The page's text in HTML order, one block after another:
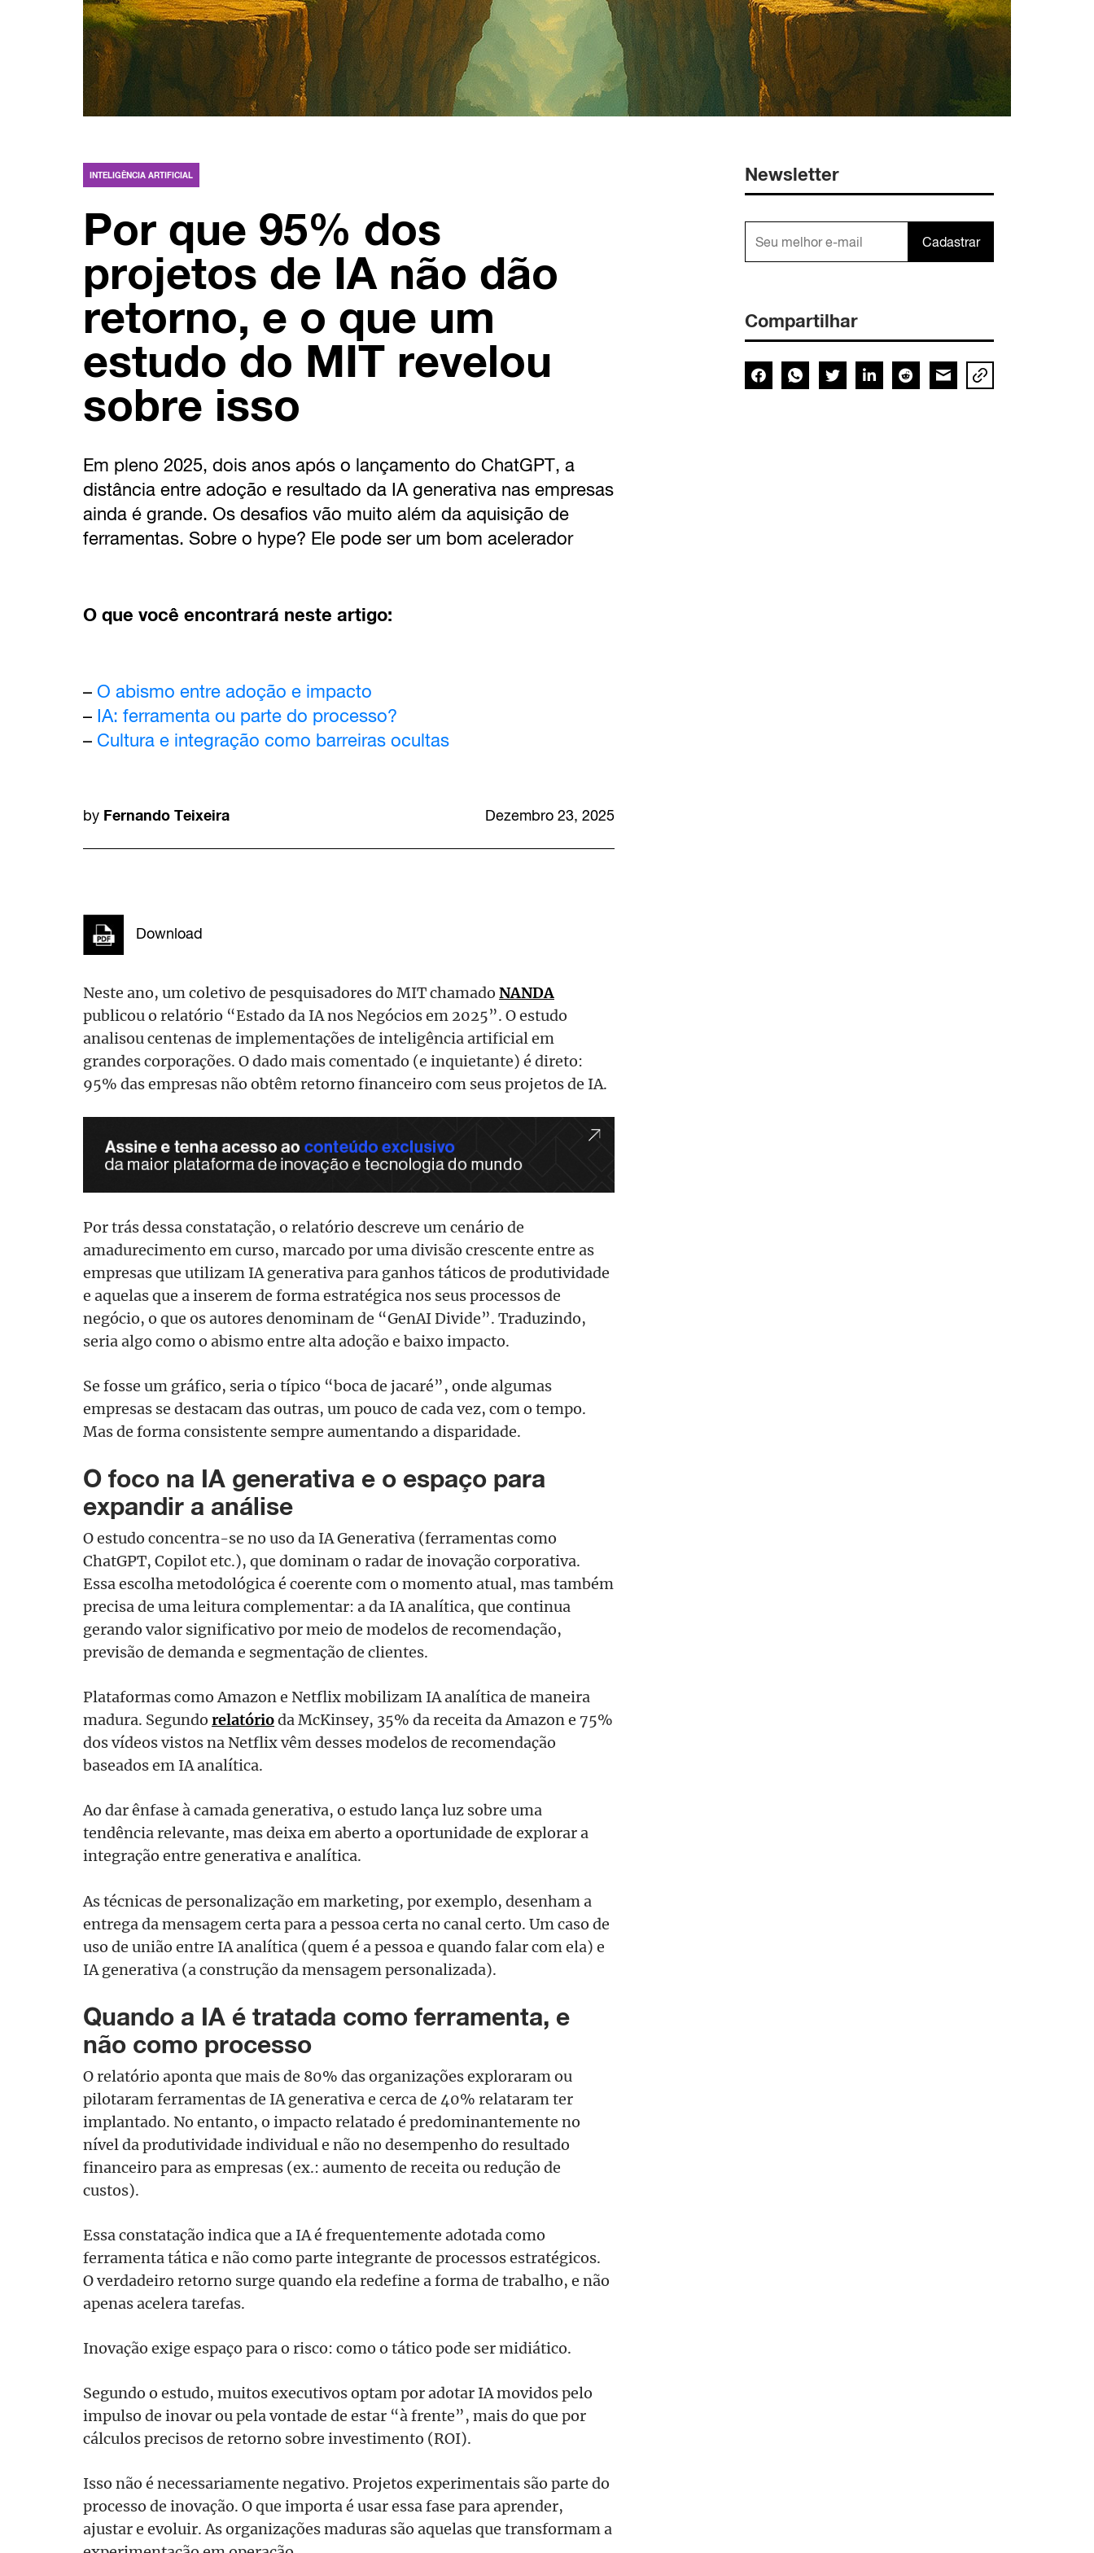
INTELIGÊNCIA ARTIFICIAL
Por que 95% dos
projetos de IA não dão
retorno, e o que um
estudo do MIT revelou
sobre isso
Em pleno 2025, dois anos após o lançamento do ChatGPT, a
distância entre adoção e resultado da IA generativa nas empresas
ainda é grande. Os desafios vão muito além da aquisição de
ferramentas. Sobre o hype? Ele pode ser um bom acelerador
O que você encontrará neste artigo:
– O abismo entre adoção e impacto
– IA: ferramenta ou parte do processo?
– Cultura e integração como barreiras ocultas
by Fernando Teixeira Dezembro 23, 2025
Download
Neste ano, um coletivo de pesquisadores do MIT chamado NANDA
publicou o relatório “Estado da IA nos Negócios em 2025”. O estudo
analisou centenas de implementações de inteligência artificial em
grandes corporações. O dado mais comentado (e inquietante) é direto:
95% das empresas não obtêm retorno financeiro com seus projetos de IA.
Por trás dessa constatação, o relatório descreve um cenário de
amadurecimento em curso, marcado por uma divisão crescente entre as
empresas que utilizam IA generativa para ganhos táticos de produtividade
e aquelas que a inserem de forma estratégica nos seus processos de
negócio, o que os autores denominam de “GenAI Divide”. Traduzindo,
seria algo como o abismo entre alta adoção e baixo impacto.
Se fosse um gráfico, seria o típico “boca de jacaré”, onde algumas
empresas se destacam das outras, um pouco de cada vez, com o tempo.
Mas de forma consistente sempre aumentando a disparidade.
O foco na IA generativa e o espaço para
expandir a análise
O estudo concentra-se no uso da IA Generativa (ferramentas como
ChatGPT, Copilot etc.), que dominam o radar de inovação corporativa.
Essa escolha metodológica é coerente com o momento atual, mas também
precisa de uma leitura complementar: a da IA analítica, que continua
gerando valor significativo por meio de modelos de recomendação,
previsão de demanda e segmentação de clientes.
Plataformas como Amazon e Netflix mobilizam IA analítica de maneira
madura. Segundo relatórioda McKinsey, 35% da receita da Amazon e 75%
dos vídeos vistos na Netflix vêm desses modelos de recomendação
baseados em IA analítica.
Ao dar ênfase à camada generativa, o estudo lança luz sobre uma
tendência relevante, mas deixa em aberto a oportunidade de explorar a
integração entre generativa e analítica.
As técnicas de personalização em marketing, por exemplo, desenham a
entrega da mensagem certa para a pessoa certa no canal certo. Um caso de
uso de união entre IA analítica (quem é a pessoa e quando falar com ela) e
IA generativa (a construção da mensagem personalizada).
Quando a IA é tratada como ferramenta, e
não como processo
O relatório aponta que mais de 80% das organizações exploraram ou
pilotaram ferramentas de IA generativa e cerca de 40% relataram ter
implantado. No entanto, o impacto relatado é predominantemente no
nível da produtividade individual e não no desempenho do resultado
financeiro para as empresas (ex.: aumento de receita ou redução de
custos).
Essa constatação indica que a IA é frequentemente adotada como
ferramenta tática e não como parte integrante de processos estratégicos.
O verdadeiro retorno surge quando ela redefine a forma de trabalho, e não
apenas acelera tarefas.
Inovação exige espaço para o risco: como o tático pode ser midiático.
Segundo o estudo, muitos executivos optam por adotar IA movidos pelo
impulso de inovar ou pela vontade de estar “à frente”, mais do que por
cálculos precisos de retorno sobre investimento (ROI).
Isso não é necessariamente negativo. Projetos experimentais são parte do
processo de inovação. O que importa é usar essa fase para aprender,
ajustar e evoluir. As organizações maduras são aquelas que transformam a
Newsletter
Cadastrar
Compartilhar